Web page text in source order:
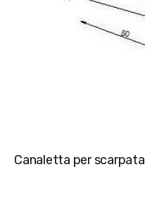
Canaletta per